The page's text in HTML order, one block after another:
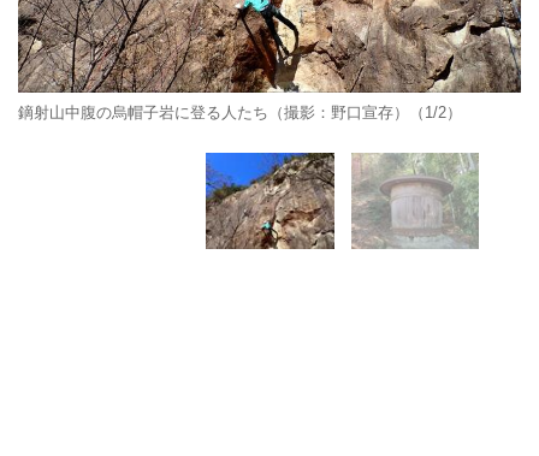
鏑射山中腹の烏帽子岩に登る人たち（撮影：野口宣存）（1/2）